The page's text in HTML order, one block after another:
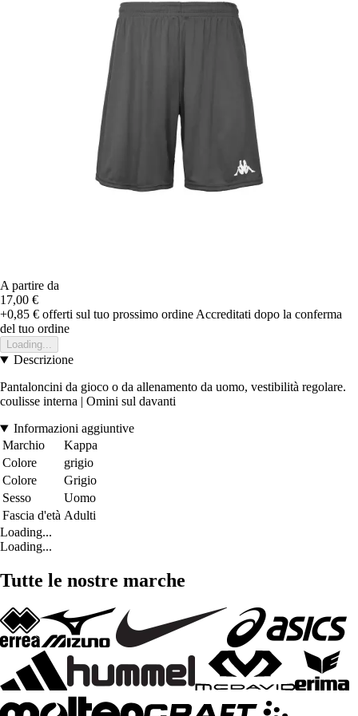
A partire da
17,00 €
+0,85 € offerti sul tuo prossimo ordine Accreditati dopo la conferma
del tuo ordine
Loading...
Descrizione
Pantaloncini da gioco o da allenamento da uomo, vestibilità regolare.
coulisse interna | Omini sul davanti
Informazioni aggiuntive
Marchio
Kappa
Colore
grigio
Colore
Grigio
Sesso
Uomo
Fascia d'età Adulti
Loading...
Loading...
Tutte le nostre marche